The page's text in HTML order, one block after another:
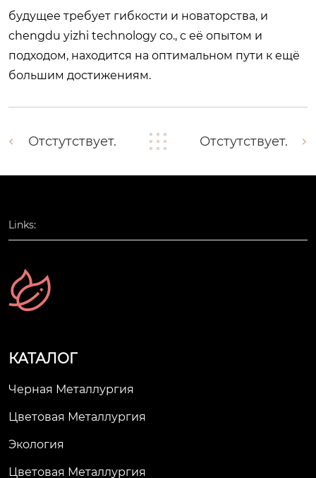
будущее требует гибкости и новаторства, и
chengdu yizhi technology co., с её опытом и
подходом, находится на оптимальном пути к ещё
большим достижениям.
Отстутствует. Отстутствует.
Links:
КАТАЛОГ
Черная Металлургия
Цветовая Металлургия
Экология
Цветовая Металлургия